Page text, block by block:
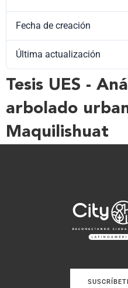
Fecha de creación
Última actualización
Tesis UES -
arbolado
Maquilishuat